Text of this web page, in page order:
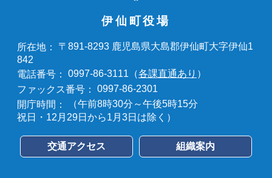
伊仙町役場
所在地：
〒891-8293 鹿児島県大島郡伊仙町大字伊仙1
842
電話番号：
0997-86-3111（各課直通あり ）
ファックス番号：
0997-86-2301
開庁時間：
（午前8時30分～午後5時15分
祝日・12月29日から1月3日は除く）
交通アクセス 組織案内